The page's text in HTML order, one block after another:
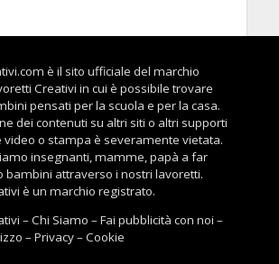
è il sito ufficiale del marchio
Creativi in cui è possibile trovare
pensati per la scuola e per la casa.
dei contenuti su altri siti o altri supporti
o stampa è severamente vietata.
insegnanti, mamme, papà a far
bambini attraverso i nostri lavoretti.
è un marchio registrato.
–Chi Siamo –Fai pubblicità con noi –
–Privacy–Cookie